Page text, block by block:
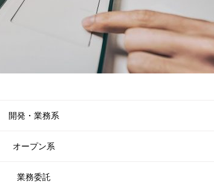
開発・業務系
オープン系
業務委託